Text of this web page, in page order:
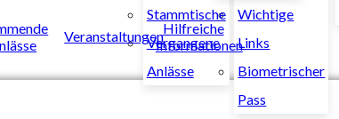
Veranstaltungen
Stammtische
Vergangene
Anlässe
Hilfreiche
Informationen
Wichtige
Links
Biometrischer
Pass